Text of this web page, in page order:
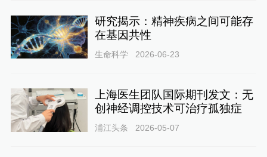
研究揭示：精神疾病之间可能存
在基因共性
生命科学 2026-06-23
上海医生团队国际期刊发文：无
创神经调控技术可治疗孤独症
浦江头条 2026-05-07